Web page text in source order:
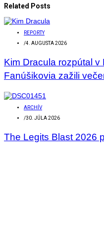
Related Posts
REPORTY
/4. AUGUSTA 2026
Kim Dracula rozpútal
Fanúšikovia zažili
ARCHÍV
/30. JÚLA 2026
The Legits Blast 2026